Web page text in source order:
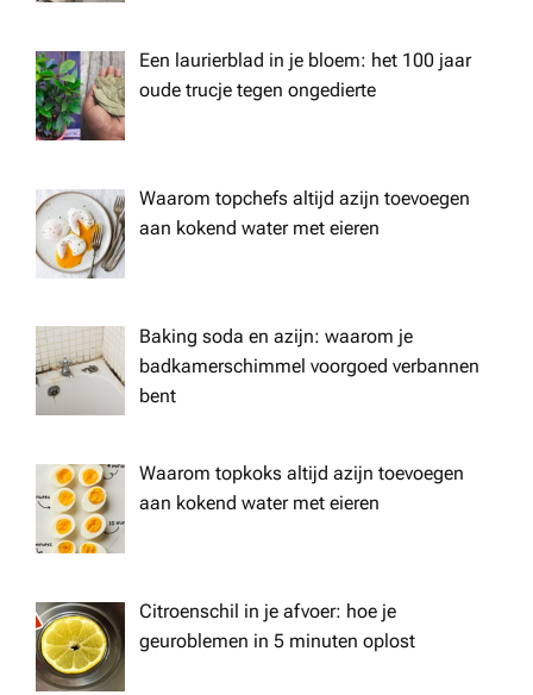
Een laurierblad in je bloem: het 100 jaar
oude trucje tegen ongedierte
Waarom topchefs altijd azijn toevoegen
aan kokend water met eieren
Baking soda en azijn: waarom je
badkamerschimmel voorgoed verbannen
bent
Waarom topkoks altijd azijn toevoegen
aan kokend water met eieren
Citroenschil in je afvoer: hoe je
geuroblemen in 5 minuten oplost